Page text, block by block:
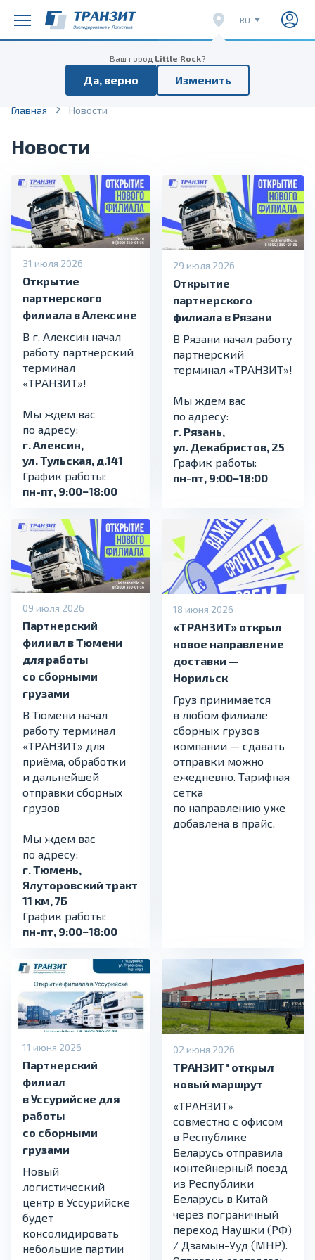
Ваш город Little Rock?
Да, верно Изменить
RU
EN
Расписание поездов Расписание
Главная Новости
Новости
31 июля 2026
Открытие
партнерского
филиала в Алексине
В г. Алексин начал
работу партнерский
терминал
«ТРАНЗИТ»!
Мы ждем вас
по адресу:
г. Алексин,
ул. Тульская, д.141
График работы:
пн-пт, 9:00−18:00
29 июля 2026
Открытие
партнерского
филиала в Рязани
В Рязани начал работу
партнерский
терминал «ТРАНЗИТ»!
Мы ждем вас
по адресу:
г. Рязань,
ул. Декабристов, 25
График работы:
пн-пт, 9:00−18:00
09 июля 2026
Партнерский
филиал в Тюмени
для работы
со сборными
грузами
В Тюмени начал
работу терминал
«ТРАНЗИТ» для
приёма, обработки
и дальнейшей
отправки сборных
грузов
Мы ждем вас
по адресу:
г. Тюмень,
Ялуторовский тракт
11 км, 7Б
График работы:
пн-пт, 9:00−18:00
18 июня 2026
«ТРАНЗИТ» открыл
новое направление
доставки —
Норильск
Груз принимается
в любом филиале
сборных грузов
компании — сдавать
отправки можно
ежедневно. Тарифная
сетка
по направлению уже
добавлена в прайс.
11 июня 2026
Партнерский
филиал
в Уссурийске для
работы
со сборными
грузами
Новый
логистический
центр в Уссурийске
будет
консолидировать
небольшие партии
02 июня 2026
ТРАНЗИТ" открыл
новый маршрут
«ТРАНЗИТ»
совместно с офисом
в Республике
Беларусь отправила
контейнерный поезд
из Республики
Беларусь в Китай
через пограничный
переход Наушки (РФ)
/ Дзамын-Ууд (МНР).